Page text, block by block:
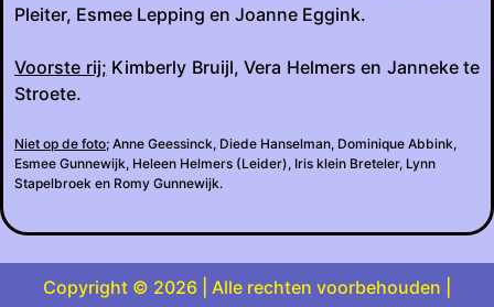
Pleiter, Esmee Lepping en Joanne Eggink.
Voorste rij; Kimberly Bruijl, Vera Helmers en Janneke te
Stroete.
Niet op de foto; Anne Geessinck, Diede Hanselman, Dominique Abbink,
Esmee Gunnewijk, Heleen Helmers (Leider), Iris klein Breteler, Lynn
Stapelbroek en Romy Gunnewijk.
Copyright © 2026 | Alle rechten voorbehouden |